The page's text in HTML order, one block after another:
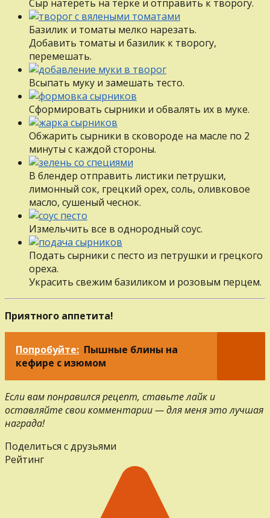
Сыр натереть на терке и отправить к творогу.
Базилик и томаты мелко нарезать.
Добавить томаты и базилик к творогу,
перемешать.
Всыпать муку и замешать тесто.
Сформировать сырники и обвалять их в муке.
Обжарить сырники в сковороде на масле по 2
минуты с каждой стороны.
В блендер отправить листики петрушки,
лимонный сок, грецкий орех, соль, оливковое
масло, сушеный чеснок.
Измельчить все в однородный соус.
Подать сырники с песто из петрушки и грецкого
ореха.
Украсить свежим базиликом и розовым перцем.
Приятного аппетита!
Попробуйте: Пышные блины на
кефире с изюмом
Если вам понравился рецепт, ставьте лайк и
оставляйте свои комментарии — для меня это лучшая
награда!
Поделиться с друзьями
Рейтинг